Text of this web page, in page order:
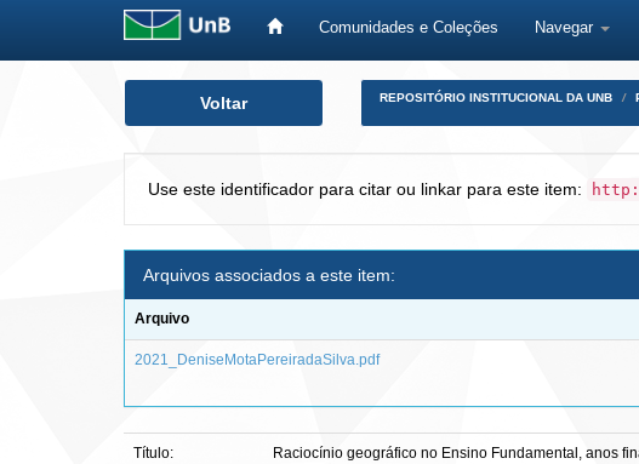
Comunidades e Coleções Navegar
Voltar REPOSITÓRIO INSTITUCIONAL DA UNB
Use este identificador para citar ou linkar para este item:
Arquivos associados a este item:
Arquivo
2021_DeniseMotaPereiradaSilva.pdf
Título: Raciocínio geográfico no Ensino Fundamental, anos